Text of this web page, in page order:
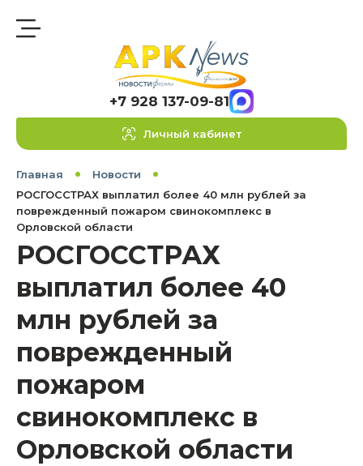
+7 928 137-09-81
Личный кабинет
Главная
Новости
РОСГОССТРАХ выплатил более 40 млн рублей за
поврежденный пожаром свинокомплекс в
Орловской области
РОСГОССТРАХ
выплатил более 40
млн рублей за
поврежденный
пожаром
свинокомплекс в
Орловской области